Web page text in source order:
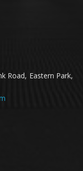
Road, Eastern Park,